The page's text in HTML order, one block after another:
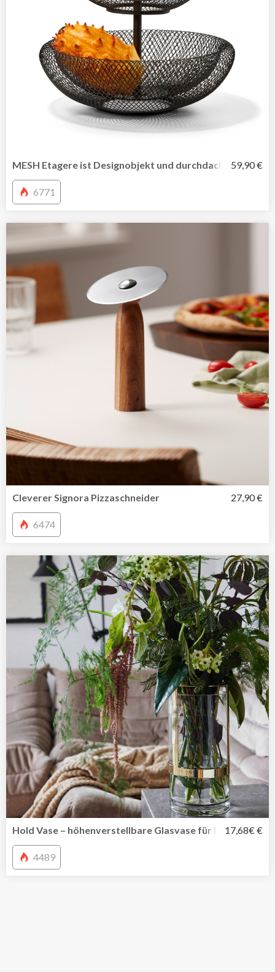
MESH Etagere ist Designobjekt und durchdachter59,90 €
6771
Cleverer Signora Pizzaschneider 27,90 €
6474
Hold Vase – höhenverstellbare Glasvase für Deine17,68€ €
4489